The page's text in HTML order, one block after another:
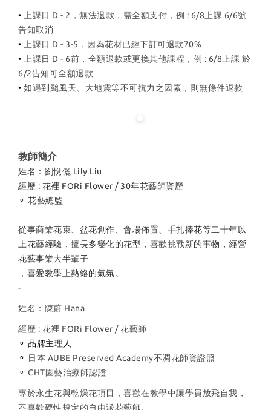
• 上課日 D - 2，無法退款，需全額支付，例 : 6/8上課 6/6號
告知取消
• 上課日 D - 3-5，因為花材已經下訂可退款70%
• 上課日 D - 6前，全額退款或更換其他課程，例 : 6/8上課 於
6/2告知可全額退款
• 如遇到颱風天、大地震等不可抗力之因素，則無條件退款
教師簡介
姓名：劉悅儷 Lily Liu
經歷 : 花裡 FORi Flower / 30年花藝師資歷
⚬ 花藝總監
從事商業花束、盆花創作、會場佈置、手扎捧花等二十年以
上花藝經驗，擅長多變化的花型，喜歡挑戰新的事物，經營
花藝事業大半輩子
，喜愛教學上熱絡的氣氛。
-
姓名：陳蔚 Hana
經歷 : 花裡 FORi Flower / 花藝師
⚬ 品牌主理人
⚬ 日本 AUBE Preserved Academy不凋花師資證照
⚬ CHT園藝治療師認證
專於永生花與乾燥花項目，喜歡在教學中讓學員放飛自我，
不喜歡硬性規定的自由派花藝師。